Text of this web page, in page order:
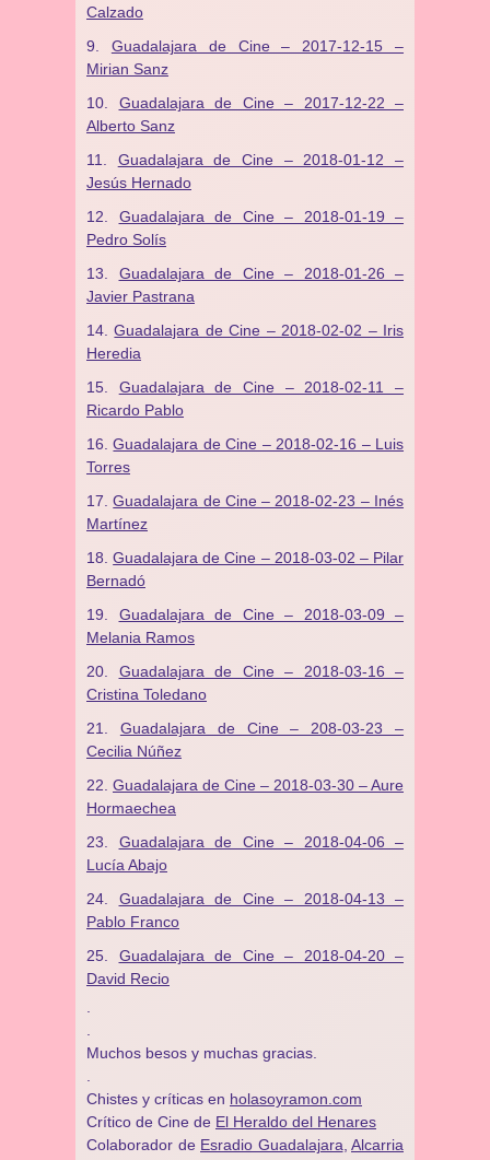
Calzado
Guadalajara de Cine – 2017-12-15 –
Mirian Sanz
Guadalajara de Cine – 2017-12-22 –
Alberto Sanz
Guadalajara de Cine – 2018-01-12 –
Jesús Hernado
Guadalajara de Cine – 2018-01-19 –
Pedro Solís
Guadalajara de Cine – 2018-01-26 –
Javier Pastrana
Guadalajara de Cine – 2018-02-02 – Iris
Heredia
Guadalajara de Cine – 2018-02-11 –
Ricardo Pablo
Guadalajara de Cine – 2018-02-16 – Luis
Torres
Guadalajara de Cine – 2018-02-23 – Inés
Martínez
Guadalajara de Cine – 2018-03-02 – Pilar
Bernadó
Guadalajara de Cine – 2018-03-09 –
Melania Ramos
Guadalajara de Cine – 2018-03-16 –
Cristina Toledano
Guadalajara de Cine – 208-03-23 –
Cecilia Núñez
Guadalajara de Cine – 2018-03-30 – Aure
Hormaechea
Guadalajara de Cine – 2018-04-06 –
Lucía Abajo
Guadalajara de Cine – 2018-04-13 –
Pablo Franco
Guadalajara de Cine – 2018-04-20 –
David Recio
Muchos besos y muchas gracias.
Chistes y críticas en holasoyramon.com
Crítico de Cine de El Heraldo del Henares
​​Colaborador de Esradio Guadalajara Alcarria